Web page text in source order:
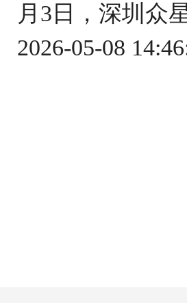
月3日，深圳众
2026-05-08